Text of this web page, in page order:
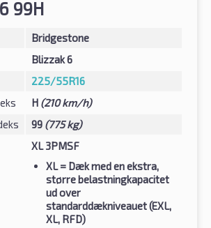
99H
Bridgestone
Blizzak 6
225/55R16
H (210 km/h)
99 (775 kg)
XL 3PMSF
XL= Dæk med en ekstra,
større belastningkapacitet
ud over
standarddækniveauet (EXL,
XL, RFD)